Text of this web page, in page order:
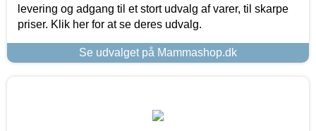
levering og adgang til et stort udvalg af varer, til skarpe
priser. Klik her for at se deres udvalg.
Se udvalget på Mammashop.dk